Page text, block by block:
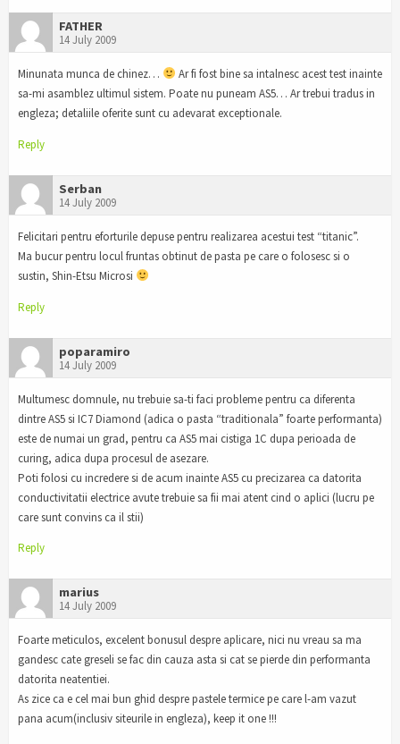
FATHER
14 July 2009
Minunata munca de chinez…
Ar fi fost bine sa intalnesc acest test inainte
sa-mi asamblez ultimul sistem. Poate nu puneam AS5… Ar trebui tradus in
engleza; detaliile oferite sunt cu adevarat exceptionale.
Reply
Serban
14 July 2009
Felicitari pentru eforturile depuse pentru realizarea acestui test “titanic”.
Ma bucur pentru locul fruntas obtinut de pasta pe care o folosesc si o
sustin, Shin-Etsu Microsi
Reply
poparamiro
14 July 2009
Multumesc domnule, nu trebuie sa-ti faci probleme pentru ca diferenta
dintre AS5 si IC7 Diamond (adica o pasta “traditionala” foarte performanta)
este de numai un grad, pentru ca AS5 mai cistiga 1C dupa perioada de
curing, adica dupa procesul de asezare.
Poti folosi cu incredere si de acum inainte AS5 cu precizarea ca datorita
conductivitatii electrice avute trebuie sa fii mai atent cind o aplici (lucru pe
care sunt convins ca il stii)
Reply
marius
14 July 2009
Foarte meticulos, excelent bonusul despre aplicare, nici nu vreau sa ma
gandesc cate greseli se fac din cauza asta si cat se pierde din performanta
datorita neatentiei.
As zice ca e cel mai bun ghid despre pastele termice pe care l-am vazut
pana acum(inclusiv siteurile in engleza), keep it one !!!